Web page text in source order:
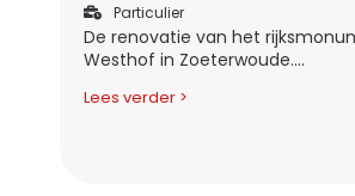
Particulier
De renovatie van het
Westhof in Zoeterwoude....
Lees verder >